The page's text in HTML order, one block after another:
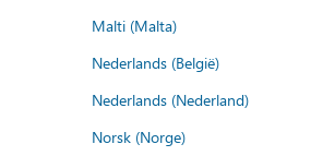
Malti (Malta)
Nederlands (België)
Nederlands (Nederland)
Norsk (Norge)